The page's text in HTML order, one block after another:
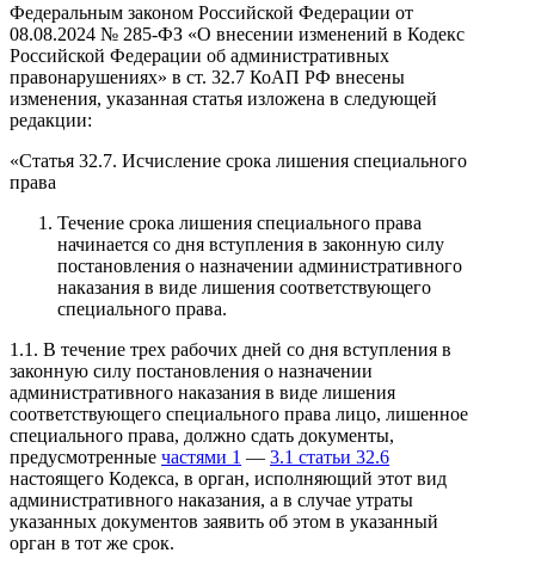
Федеральным законом Российской Федерации от
08.08.2024 № 285-ФЗ «О внесении изменений в Кодекс
Российской Федерации об административных
правонарушениях» в ст. 32.7 КоАП РФ внесены
изменения, указанная статья изложена в следующей
редакции:
«Статья 32.7. Исчисление срока лишения специального
права
Течение срока лишения специального права
начинается со дня вступления в законную силу
постановления о назначении административного
наказания в виде лишения соответствующего
специального права.
1.1. В течение трех рабочих дней со дня вступления в
законную силу постановления о назначении
административного наказания в виде лишения
соответствующего специального права лицо, лишенное
специального права, должно сдать документы,
предусмотренные частями 1 — 3.1 статьи 32.6
настоящего Кодекса, в орган, исполняющий этот вид
административного наказания, а в случае утраты
указанных документов заявить об этом в указанный
орган в тот же срок.